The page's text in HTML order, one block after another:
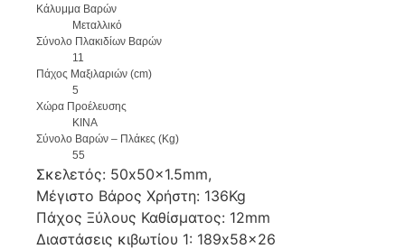
Κάλυμμα Βαρών
Μεταλλικό
Σύνολο Πλακιδίων Βαρών
11
Πάχος Μαξιλαριών (cm)
5
Χώρα Προέλευσης
ΚΙΝΑ
Σύνολο Βαρών – Πλάκες (Kg)
55
Σκελετός: 50x50x1.5mm,
Μέγιστο Βάρος Χρήστη: 136Kg
Πάχος Ξύλους Καθίσματος: 12mm
Διαστάσεις κιβωτίου 1: 189x58x26